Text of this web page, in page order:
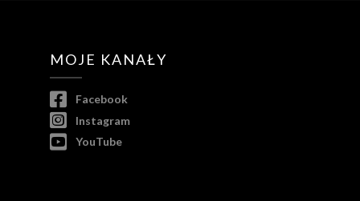
MOJE KANAŁY
Facebook
Instagram
YouTube